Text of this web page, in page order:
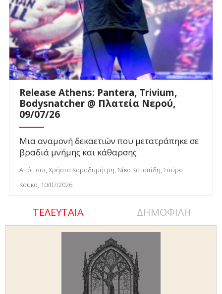
Release Athens: Pantera, Trivium,
Bodysnatcher @ Πλατεία Νερού,
09/07/26
Μια αναμονή δεκαετιών που μετατράπηκε σε
βραδιά μνήμης και κάθαρσης
Από τους Χρήστο Καραδημήτρη, Νίκο Καταπίδη, Σπύρο
Κούκα, 10/07/2026
ΤΕΛΕΥΤΑΙΑ ΔΗΜΟΦΙΛΗ